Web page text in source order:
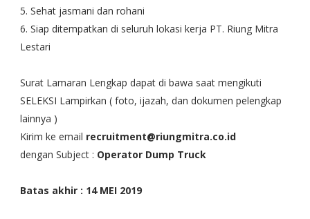
5. Sehat jasmani dan rohani
6. Siap ditempatkan di seluruh lokasi kerja PT. Riung Mitra
Lestari
Surat Lamaran Lengkap dapat di bawa saat mengikuti
SELEKSI Lampirkan ( foto, ijazah, dan dokumen pelengkap
lainnya )
Kirim ke email recruitment@riungmitra.co.id
dengan Subject : Operator Dump Truck
Batas akhir : 14 MEI 2019